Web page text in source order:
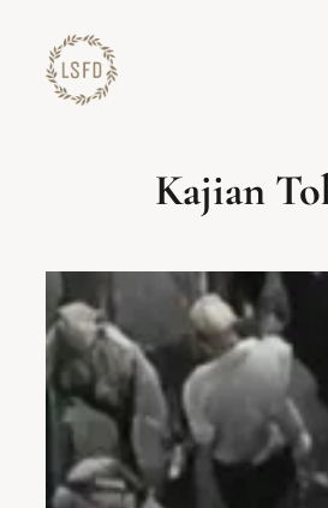
konten
Kajian